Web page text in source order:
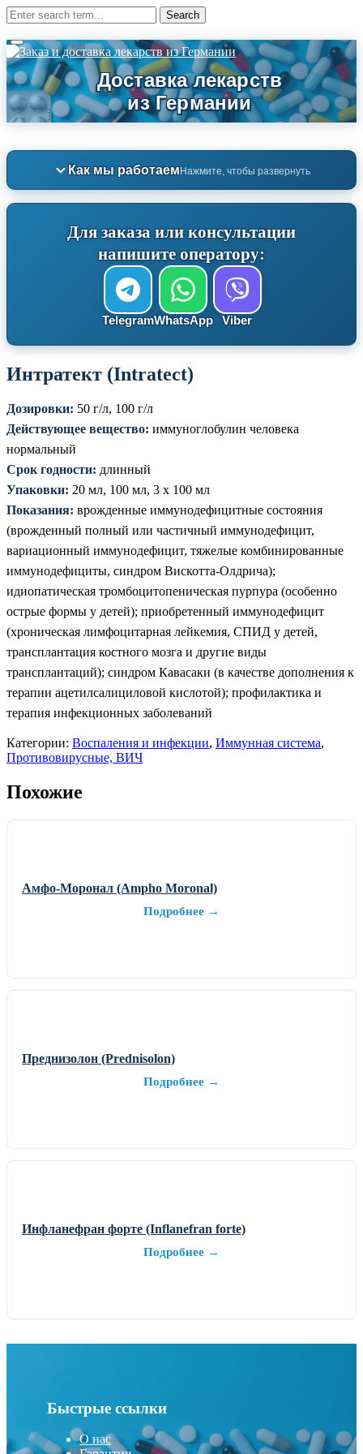
Как мы работаемНажмите, чтобы развернуть
Для заказа или консультации
напишите оператору:
TelegramWhatsApp Viber
Интратект (Intratect)
Дозировки: 50 г/л, 100 г/л
Действующее вещество: иммуноглобулин человека
нормальный
Срок годности: длинный
Упаковки: 20 мл, 100 мл, 3 х 100 мл
Показания: врожденные иммунодефицитные состояния
(врожденный полный или частичный иммунодефицит,
вариационный иммунодефицит, тяжелые комбинированные
иммунодефициты, синдром Вискотта-Олдрича);
идиопатическая тромбоцитопеническая пурпура (особенно
острые формы у детей); приобретенный иммунодефицит
(хроническая лимфоцитарная лейкемия, СПИД у детей,
трансплантация костного мозга и другие виды
трансплантаций); синдром Кавасаки (в качестве дополнения к
терапии ацетилсалициловой кислотой); профилактика и
терапия инфекционных заболеваний
Категории: Воспаления и инфекции, Иммунная система,
Противовирусные, ВИЧ
Похожие
Амфо-Моронал (Ampho Moronal)
Подробнее →
Преднизолон (Prednisolon)
Подробнее →
Инфланефран форте (Inflanefran forte)
Подробнее →
Быстрые ссылки
О нас